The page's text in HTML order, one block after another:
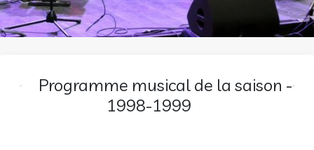
Programme musical de la saison -
1998-1999